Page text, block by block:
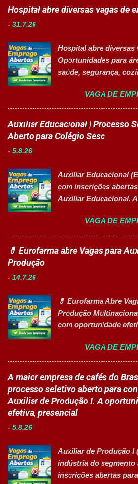
dará suporte às
Humanos,
profissionais
que desejam
Gestão de Pessoas.
recrutamento e
atendimento aos
às rotinas de
Acompanhar e
de RH. Executar
administrativas da
completos. Ensino
Hospital abre diversas vagas de
- 31.7.26
Hospital abre diversas
Oportunidades para
saúde, segurança,
as oportunidades
maiores hospitais da
vagas abertas para
diferentes setores. As
contemplam
(PcD). As vagas
desenvolvimento
ambiente hospitalar
assistenciais,
abertas Auxiliar de
Enfermagem
(Exclusiva PcD)
Atendente de Copa
VAGA DE
Auxiliar Educacional | Processo
Aberto para Colégio Sesc
- 5.8.26
Auxiliar Educacional
com inscrições
Auxiliar Educacional.
nas áreas da
em ambiente escolar,
e estudantes. 👉
Resumo da vaga
agosto de 2026 Vaga
com Deficiência (PcD).
Apoiar professores
projetos
atividades recreativas
Disponibilizar
atividades. Monitorar
aulas e recreios.
ambiente escolar
educacionais
VAGA DE
💊 Eurofarma abre Vagas para
Produção
- 14.7.26
💊 Eurofarma Abre
Produção
com oportunidade
Deficiência (PcD). 🏢
Com mais de 50 anos
Eurofarma é uma
presente em 22 países
inovação, qualidade e
acesso à saúde. A
desenvolvimento
voltado para
CANDIDATAR-SE
VAGA DE
A maior empresa de cafés do
processo seletivo aberto para
Auxiliar de Produção I. A
efetiva, presencial
- 5.8.26
Auxiliar de Produção I
indústria do segmento
inscrições abertas